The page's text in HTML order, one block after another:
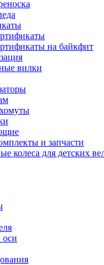
на байкфит
вилки
и запчасти
колеса для детских
оси